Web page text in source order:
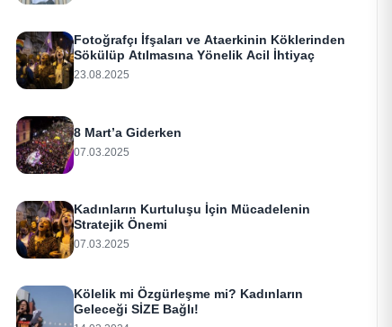
Fotoğrafçı İfşaları ve Ataerkinin Köklerinden
Sökülüp Atılmasına Yönelik Acil İhtiyaç
23.08.2025
8 Mart’a Giderken
07.03.2025
Kadınların Kurtuluşu İçin Mücadelenin
Stratejik Önemi
07.03.2025
Kölelik mi Özgürleşme mi? Kadınların
Geleceği SİZE Bağlı!